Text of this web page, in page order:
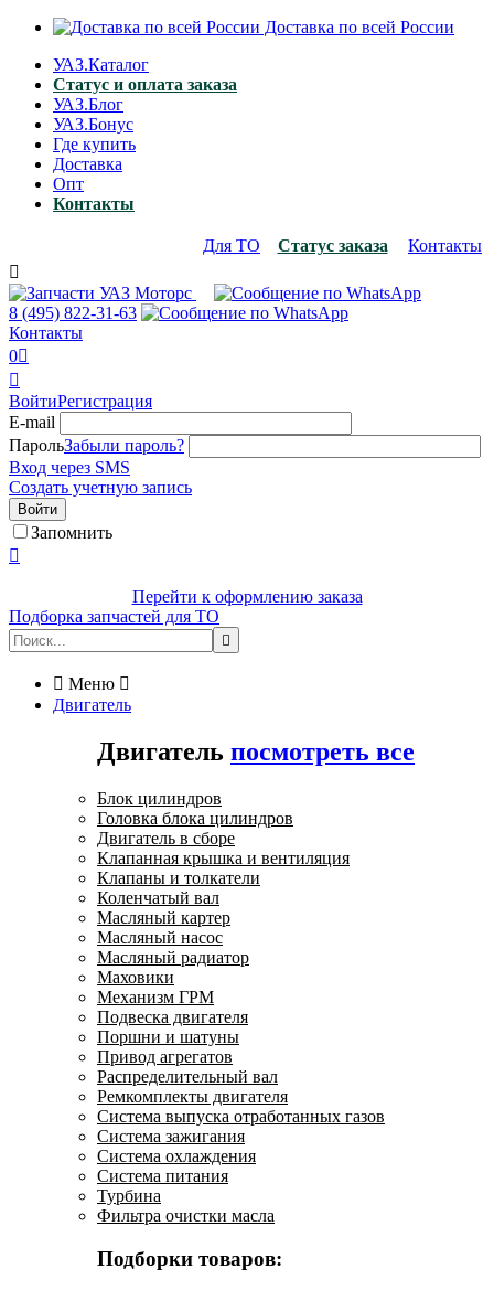
Доставка по всей России
УАЗ.Каталог
Статус и оплата заказа
УАЗ.Блог
УАЗ.Бонус
Где купить
Доставка
Опт
Контакты
Для ТО Статус заказа
Контакты

8 (495) 822-31-63
Контакты
0

ВойтиРегистрация
E-mail
ПарольЗабыли пароль?
Вход через SMS
Создать учетную запись
Войти
Запомнить

Перейти к оформлению заказа
Подборка запчастей для ТО

 Меню 
Двигатель
Двигатель посмотреть все
Блок цилиндров
Головка блока цилиндров
Двигатель в сборе
Клапанная крышка и вентиляция
Клапаны и толкатели
Коленчатый вал
Масляный картер
Масляный насос
Масляный радиатор
Маховики
Механизм ГРМ
Подвеска двигателя
Поршни и шатуны
Привод агрегатов
Распределительный вал
Ремкомплекты двигателя
Система выпуска отработанных газов
Система зажигания
Система охлаждения
Система питания
Турбина
Фильтра очистки масла
Подборки товаров: